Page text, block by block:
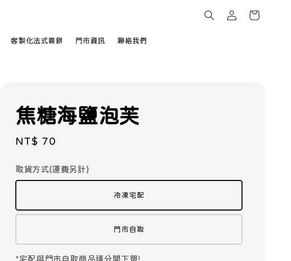
客製化法式喜餅 門市資訊 聯絡我們
焦糖海鹽泡芙
Regular
NT$ 70
取貨方式(運費另計)
冷凍宅配
門市自取
*宅配與門市自取商品請分開下單!